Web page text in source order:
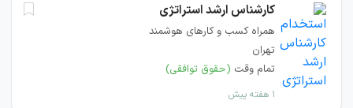
کارشناس ارشد استراتژی
همراه کسب و کارهای هوشمند
تهران
تمام وقت (حقوق توافقی)
۱ هفته پیش